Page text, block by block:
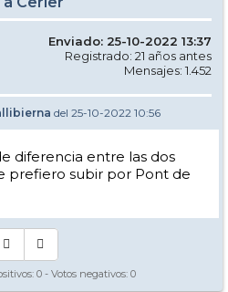
Enviado: 25-10-2022 13:37
Registrado: 21 años antes
Mensajes: 1.452
del 25-10-2022 10:56
diferencia entre las dos
prefiero subir por Pont de
0 - Votos negativos: 0